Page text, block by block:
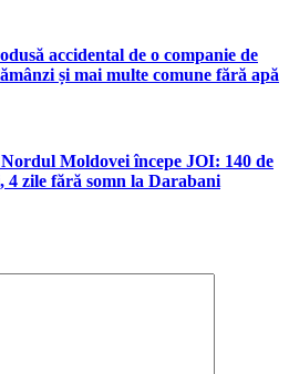
accidental de o companie de
și mai multe comune fără apă
Moldovei începe JOI: 140 de
4 zile fără somn la Darabani